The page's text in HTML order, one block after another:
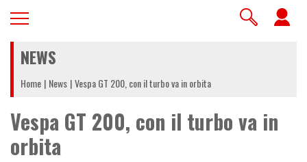
NEWS
Home News Vespa GT 200, con il turbo va in orbita
Vespa GT 200, con il turbo va in
orbita